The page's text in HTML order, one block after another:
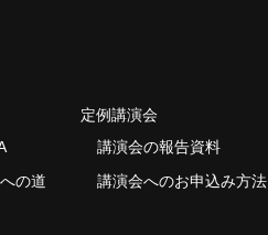
の道
定例講演会
講演会の報告資料
講演会へのお申込み方法